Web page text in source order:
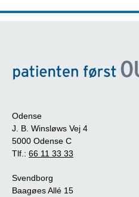
Odense
J. B. Winsløws Vej 4
5000 Odense C
Tlf.: 66 11 33 33
Svendborg
Baagøes Allé 15